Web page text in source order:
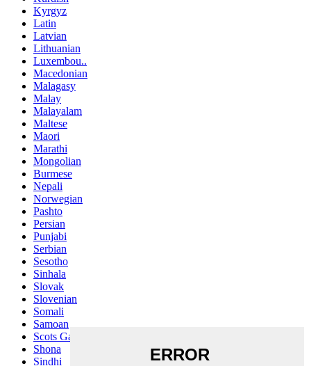
Kyrgyz
Latin
Latvian
Lithuanian
Luxembou..
Macedonian
Malagasy
Malay
Malayalam
Maltese
Maori
Marathi
Mongolian
Burmese
Nepali
Norwegian
Pashto
Persian
Punjabi
Serbian
Sesotho
Sinhala
Slovak
Slovenian
Somali
Samoan
Scots Gaelic
Shona
Sindhi